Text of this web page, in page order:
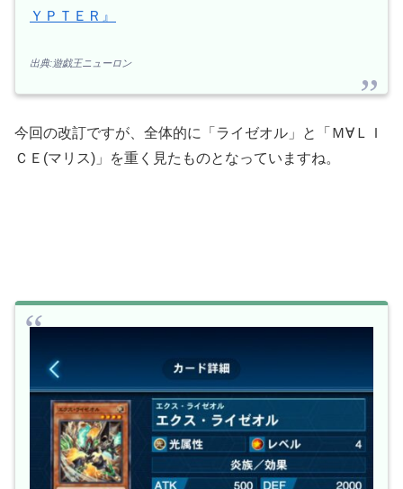
ＹＰＴＥＲ』
出典:遊戯王ニューロン
今回の改訂ですが、全体的に「ライゼオル」と「Ｍ∀ＬＩ
ＣＥ(マリス)」を重く見たものとなっていますね。